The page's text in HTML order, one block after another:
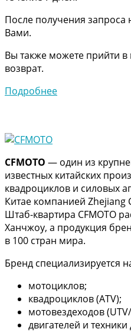
После получения
Вами.
Вы также можете прийти в
возврат.
Подробнее
CFMOTO — один из
известных китайских
квадроциклов и силовых
Китае компанией Zhejiang
Штаб-квартира CFMOTO
Ханчжоу, а продукция
в 100 стран мира.
Бренд специализируется
мотоциклов;
квадроциклов (ATV);
мотовездеходов
двигателей и